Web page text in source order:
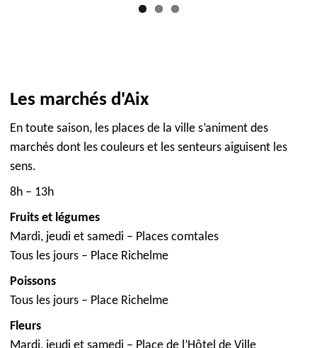
Les marchés d'Aix
En toute saison, les places de la ville s’animent des
marchés dont les couleurs et les senteurs aiguisent les
sens.
8h – 13h
Fruits et légumes
Mardi, jeudi et samedi – Places comtales
Tous les jours – Place Richelme
Poissons
Tous les jours – Place Richelme
Fleurs
Mardi, jeudi et samedi – Place de l’Hôtel de Ville